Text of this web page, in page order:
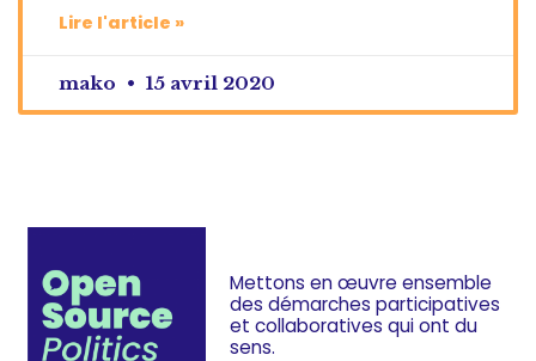
Lire l'article »
mako 15 avril 2020
Mettons en œuvre ensemble
des démarches participatives
et collaboratives qui ont du
sens.